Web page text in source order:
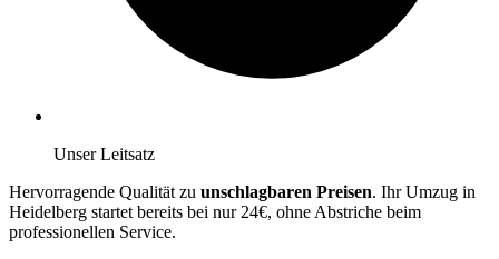
Unser Leitsatz
Hervorragende Qualität zu unschlagbaren Preisen. Ihr Umzug in
Heidelberg startet bereits bei nur 24€, ohne Abstriche beim
professionellen Service.